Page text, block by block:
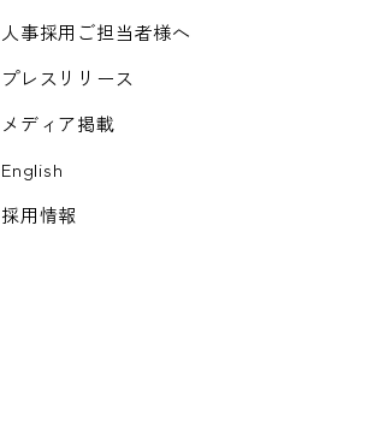
人事採用ご担当者様へ
プレスリリース
メディア掲載
English
採用情報